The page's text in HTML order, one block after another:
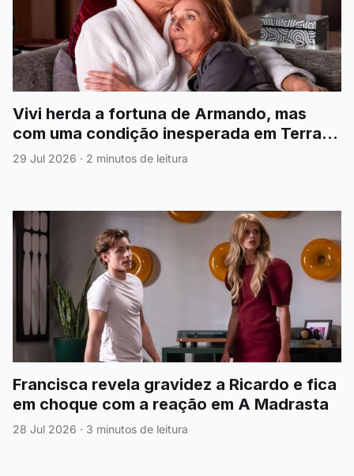
Vivi herda a fortuna de Armando, mas
com uma condição inesperada em Terra
Forte
29 Jul 2026 · 2 minutos de leitura
Francisca revela gravidez a Ricardo e fica
em choque com a reação em A Madrasta
28 Jul 2026 · 3 minutos de leitura